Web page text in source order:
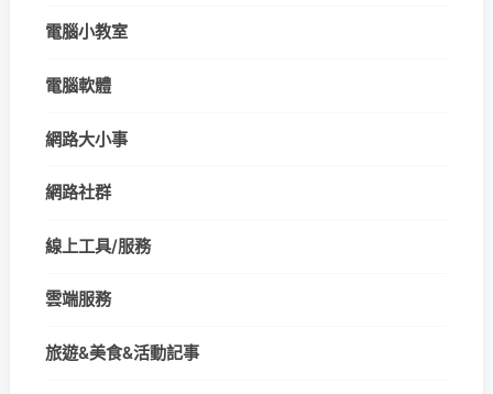
電腦小教室
電腦軟體
網路大小事
網路社群
線上工具/服務
雲端服務
旅遊&美食&活動記事